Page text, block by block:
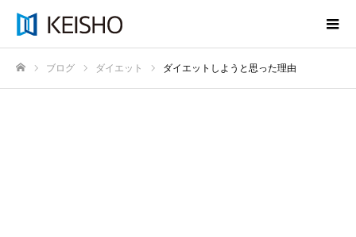
ブログ ダイエット ダイエットしようと思った理由